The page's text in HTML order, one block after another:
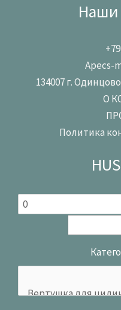
Наши
Apecs-
134007 г.
О
Политика